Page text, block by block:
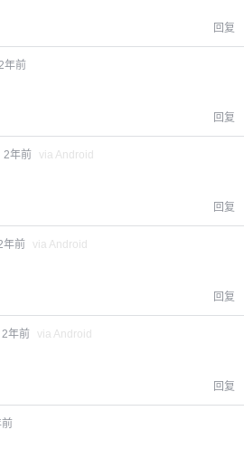
回复
2年前
回复
2年前 via Android
回复
年前 via Android
回复
2年前 via Android
回复
前